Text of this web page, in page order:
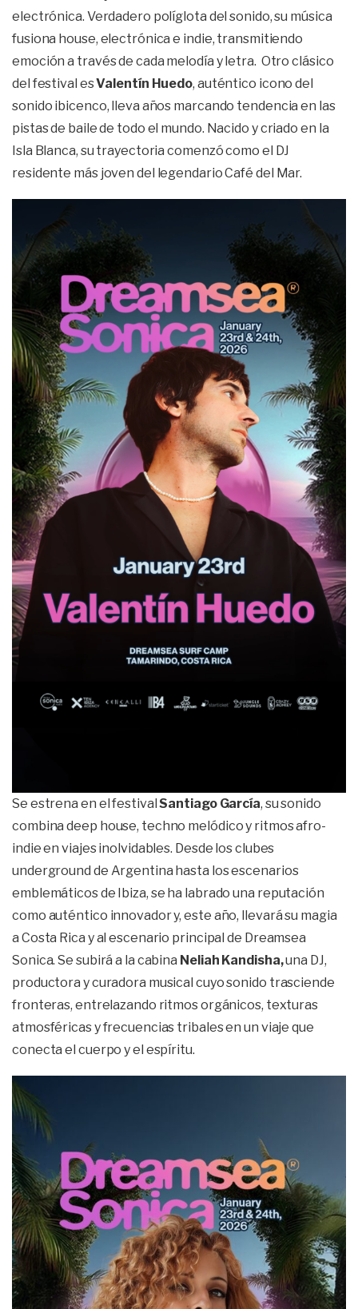
electrónica. Verdadero políglota del sonido, su música
fusiona house, electrónica e indie, transmitiendo
emoción a través de cada melodía y letra. Otro clásico
del festival esValentín Huedo, auténtico icono del
sonido ibicenco, lleva años marcando tendencia en las
pistas de baile de todo el mundo. Nacido y criado en la
Isla Blanca, su trayectoria comenzó como el DJ
residente más joven del legendario Café del Mar.
Se estrena en el festivalSantiago García, su sonido
combina deep house, techno melódico y ritmos afro-
indie en viajes inolvidables. Desde los clubes
underground de Argentina hasta los escenarios
emblemáticos de Ibiza, se ha labrado una reputación
como auténtico innovador y, este año, llevará su magia
a Costa Rica y al escenario principal de Dreamsea
Sonica. Se subirá a la cabina Neliah Kandisha,una DJ,
productora y curadora musical cuyo sonido trasciende
fronteras, entrelazando ritmos orgánicos, texturas
atmosféricas y frecuencias tribales en un viaje que
conecta el cuerpo y el espíritu.